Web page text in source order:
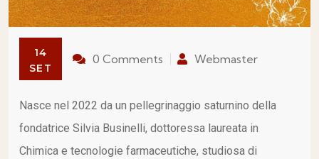
14
SET
0 Comments Webmaster
Nasce nel 2022 da un pellegrinaggio saturnino della
fondatrice Silvia Businelli, dottoressa laureata in
Chimica e tecnologie farmaceutiche, studiosa di